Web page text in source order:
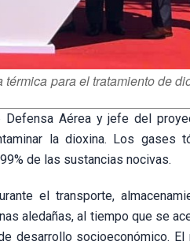
para el tratamiento de
Defensa Aérea y jefe del
la dioxina. Los gases
de las sustancias nocivas.
el transporte,
aledañas, al tiempo que se
desarrollo socioeconómico. El